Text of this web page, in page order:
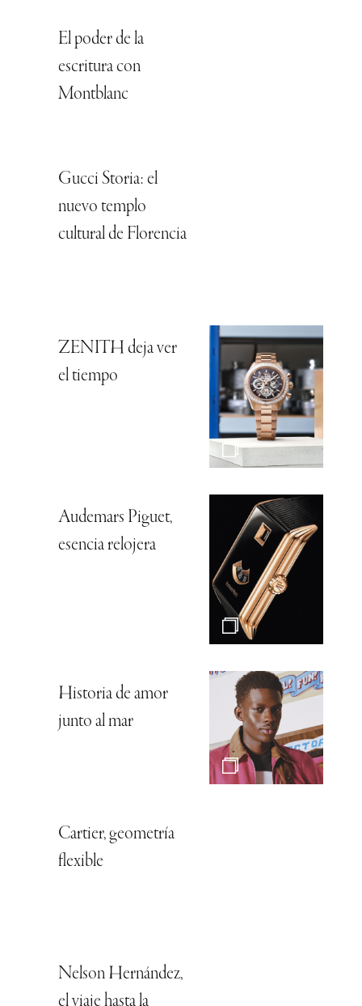
El poder de la
escritura con
Montblanc
Gucci Storia: el
nuevo templo
cultural de Florencia
ZENITH deja ver
el tiempo
Audemars Piguet,
esencia relojera
Historia de amor
junto al mar
Cartier, geometría
flexible
Nelson Hernández,
el viaje hasta la